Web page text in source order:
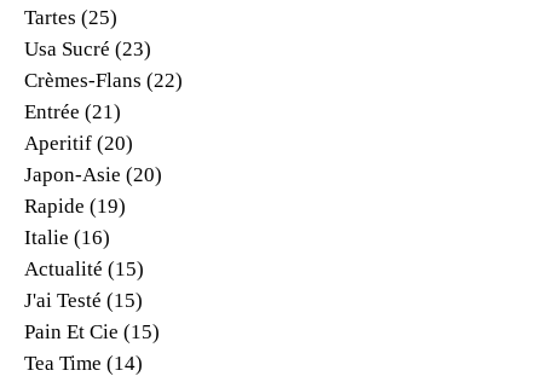
Tartes (25)
Usa Sucré (23)
Crèmes-Flans (22)
Entrée (21)
Aperitif (20)
Japon-Asie (20)
Rapide (19)
Italie (16)
Actualité (15)
J'ai Testé (15)
Pain Et Cie (15)
Tea Time (14)